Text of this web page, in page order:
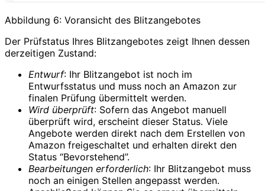
Abbildung 6: Voransicht des Blitzangebotes
Der Prüfstatus Ihres Blitzangebotes zeigt Ihnen dessen
derzeitigen Zustand:
Entwurf: Ihr Blitzangebot ist noch im
Entwurfsstatus und muss noch an Amazon zur
finalen Prüfung übermittelt werden.
Wird überprüft: Sofern das Angebot manuell
überprüft wird, erscheint dieser Status. Viele
Angebote werden direkt nach dem Erstellen von
Amazon freigeschaltet und erhalten direkt den
Status “Bevorstehend”.
Bearbeitungen erforderlich: Ihr Blitzangebot muss
noch an einigen Stellen angepasst werden.